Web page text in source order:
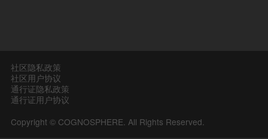
社区隐私政策
社区用户协议
通行证隐私政策
通行证用户协议
Copyright © COGNOSPHERE. All Rights Reserved.